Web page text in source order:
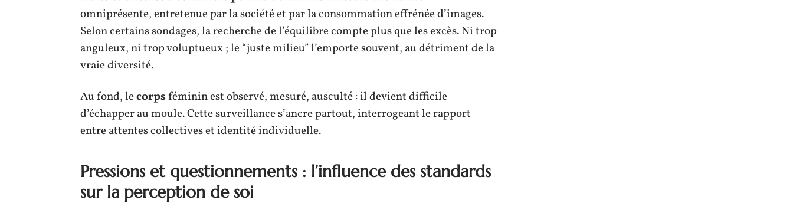
omniprésente, entretenue par la société et par la consommation effrénée d’images.
Selon certains sondages, la recherche de l’équilibre compte plus que les excès. Ni trop
anguleux, ni trop voluptueux ; le “juste milieu” l’emporte souvent, au détriment de la
vraie diversité.
Au fond, lecorpsféminin est observé, mesuré, ausculté : il devient difficile
d’échapper au moule. Cette surveillance s’ancre partout, interrogeant le rapport
entre attentes collectives et identité individuelle.
Pressions et questionnements : l’influence des standards
sur la perception de soi